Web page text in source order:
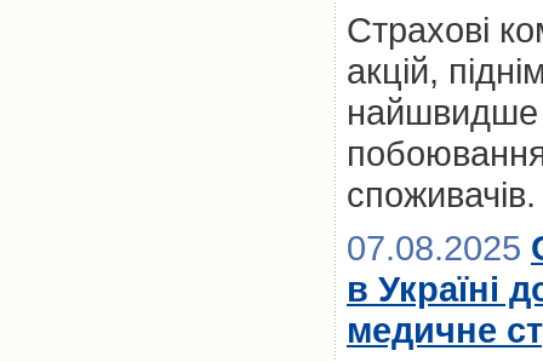
Страхові
акцій,
найшвидше
споживачів.
07.08.2025
в Україні
медичне